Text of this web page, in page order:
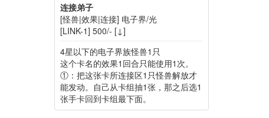
连接弟子
[怪兽|效果|连接] 电子界/光
[LINK-1] 500/- [↓]
4星以下的电子界族怪兽1只
这个卡名的效果1回合只能使用1次。
①：把这张卡所连接区1只怪兽解放才
能发动。自己从卡组抽1张，那之后选1
张手卡回到卡组最下面。